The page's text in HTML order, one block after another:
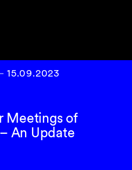
15.09.2023
Meetings of
An Update